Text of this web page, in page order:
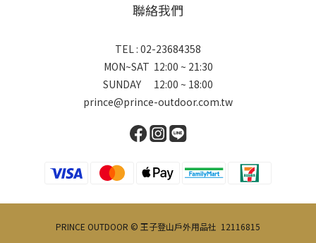
聯絡我們
TEL : 02-23684358
MON~SAT 12:00 ~ 21:30
SUNDAY 12:00 ~ 18:00
prince@prince-outdoor.com.tw
PRINCE OUTDOOR © 王子登山戶外用品社 12116815